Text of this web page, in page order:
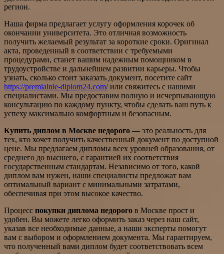
регион.
Наша фирма предлагает услугу оформления корочек об
окончании университета. Это отличная возможность
получить желаемый результат за короткие сроки. Оригинал
акта, проведенный в соответствии с требуемыми
процедурами, станет вашим надежным помощником в
трудоустройстве и дальнейшем развитии карьеры. Чтобы
узнать, сколько стоит заказать документ, посетите сайт
https://premialnie-diplom24.com/или свяжитесь с нашими
специалистами. Мы предоставим полную и исчерпывающую
консультацию по каждому пункту, чтобы сделать ваш путь к
успеху максимально комфортным и безопасным.
Купить диплом в Москве недорого — это реальность для
тех, кто хочет получить качественный документ по доступной
цене. Мы предлагаем дипломы всех уровней образования, от
среднего до высшего, с гарантией их соответствия
государственным стандартам. Независимо от того, какой
диплом вам нужен, наши специалисты предложат вам
оптимальный вариант с минимальными затратами,
обеспечивая при этом высокое качество.
Процесс покупки диплома недорого в Москве прост и
удобен. Вы можете легко оформить заказ через наш сайт,
указав все необходимые данные, а наши эксперты помогут
вам с выбором и оформлением документа. Мы гарантируем,
что полученный вами диплом будет соответствовать всем